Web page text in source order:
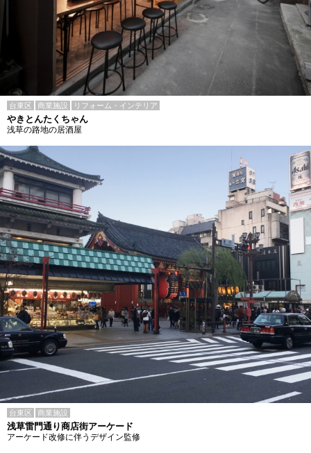
台東区 商業施設 リフォーム・インテリア
やきとんたくちゃん
浅草の路地の居酒屋
台東区 商業施設
浅草雷門通り商店街アーケード
アーケード改修に伴うデザイン監修